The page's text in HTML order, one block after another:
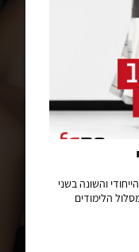
והשונה בשני
הלימודים